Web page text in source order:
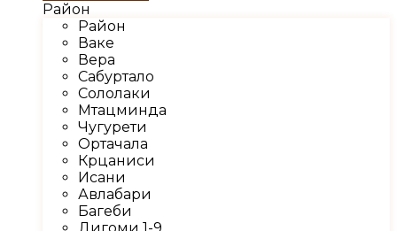
Район
Район
Ваке
Вера
Сабуртало
Сололаки
Мтацминда
Чугурети
Ортачала
Крцаниси
Исани
Авлабари
Багеби